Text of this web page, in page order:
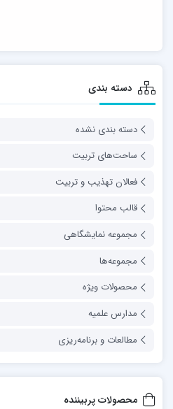
دسته بندی
دسته بندی نشده
ساحت‌های تربیت
فعالان تهذیب و تربیت
قالب محتوا
مجموعه نمایشگاهی
مجموعه‌ها
محصولات ویژه
مدارس علمیه
مطالعات و برنامه‌ریزی
محصولات پربیننده